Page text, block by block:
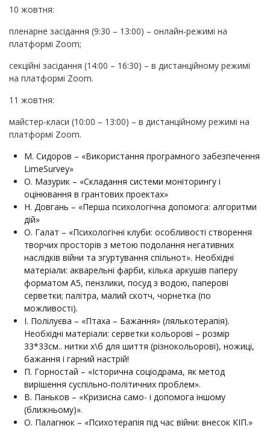
10 жовтня:
пленарне засідання (9:30 – 13:00) – онлайн-режимі на
платформі Zoom;
секційні засідання (14:00 – 16:30) – в дистанційному режимі
на платформі Zoom.
11 жовтня:
майстер-класи (10:00 – 13:00) – в дистанційному режимі на
платформі Zoom.
М. Сидоров – «Використання програмного забезпечення
LimeSurvey»
О. Мазурик – «Складання системи моніторингу і
оцінювання в грантових проектах»
Н. Довгань – «Перша психологічна допомога: алгоритми
дій»
О. Галат – «Психологічні клуби: особливості створення
творчих просторів з метою подолання негативних
наслідків війни та згуртування спільнот». Необхідні
матеріали: акварельні фарби, кілька аркушів паперу
форматом А5, пензлики, посуд з водою, паперові
серветки; палітра, малий скотч, чорнетка (по
можливості).
І. Полілуєва – «Птаха – Бажання» (лялькотерапія).
Необхідні матеріали: серветки кольорові – розмір
33*33см.. нитки х\б для шиття (різнокольорові), ножиці,
бажання і гарний настрій!
П. Горностай – «Історична соціодрама, як метод
вирішення суспільно-політичних проблем».
В. Паньков – «Кризисна само- і допомога іншому
(ближньому)».
О. Палагнюк – «Психотерапія під час війни: внесок КІП.»